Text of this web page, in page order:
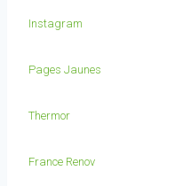
Instagram
Pages Jaunes
Thermor
France Renov